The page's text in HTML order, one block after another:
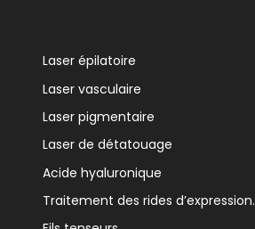
Laser épilatoire
Laser vasculaire
Laser pigmentaire
Laser de détatouage
Acide hyaluronique
Traitement des rides d’expression.